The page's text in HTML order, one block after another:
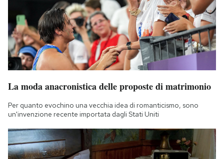
La moda anacronistica delle proposte di matrimonio
Per quanto evochino una vecchia idea di romanticismo, sono
un'invenzione recente importata dagli Stati Uniti